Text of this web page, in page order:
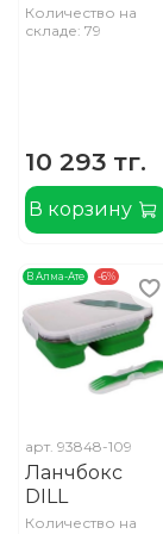
Количество на
складе: 79
10 293 тг.
В корзину
В Алма-Ате -6%
арт. 93848-109
Ланчбокс
DILL
Количество на